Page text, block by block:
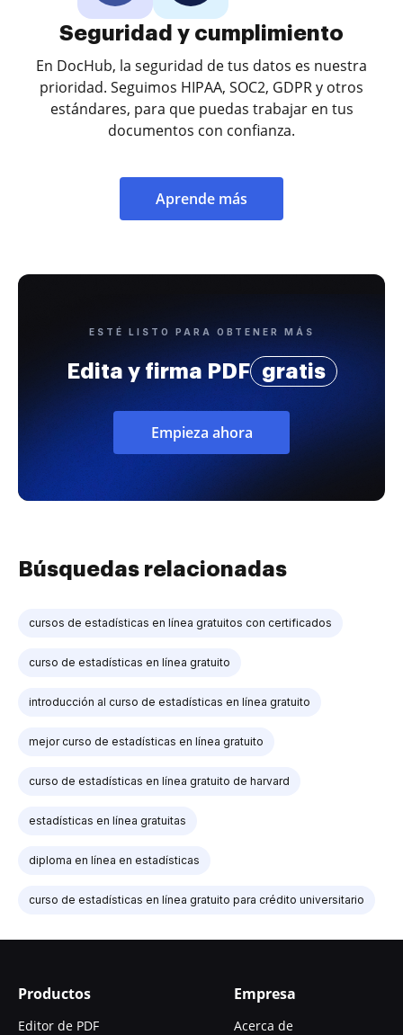
Seguridad y cumplimiento
En DocHub, la seguridad de tus datos es nuestra
prioridad. Seguimos HIPAA, SOC2, GDPR y otros
estándares, para que puedas trabajar en tus
documentos con confianza.
Aprende más
ESTÉ LISTO PARA OBTENER MÁS
Edita y firma PDF gratis
Empieza ahora
Búsquedas relacionadas
cursos de estadísticas en línea gratuitos con certificados
curso de estadísticas en línea gratuito
introducción al curso de estadísticas en línea gratuito
mejor curso de estadísticas en línea gratuito
curso de estadísticas en línea gratuito de harvard
estadísticas en línea gratuitas
diploma en línea en estadísticas
curso de estadísticas en línea gratuito para crédito universitario
Productos
Editor de PDF
Empresa
Acerca de